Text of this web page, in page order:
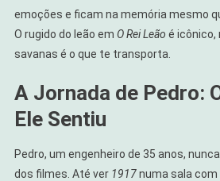
emoções e ficam na memória mesmo
O rugido do leão em O Rei Leão é icônico,
savanas é o que te transporta.
A Jornada de Pedro:
Ele Sentiu
Pedro, um engenheiro de 35 anos,
dos filmes. Até ver 1917numa sala com